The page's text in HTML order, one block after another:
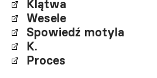
Klątwa
Wesele
Spowiedź motyla
K.
Proces